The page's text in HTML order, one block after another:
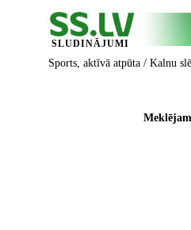
SLUDINĀJUMI
Sports, aktīvā atpūta / Kalnu